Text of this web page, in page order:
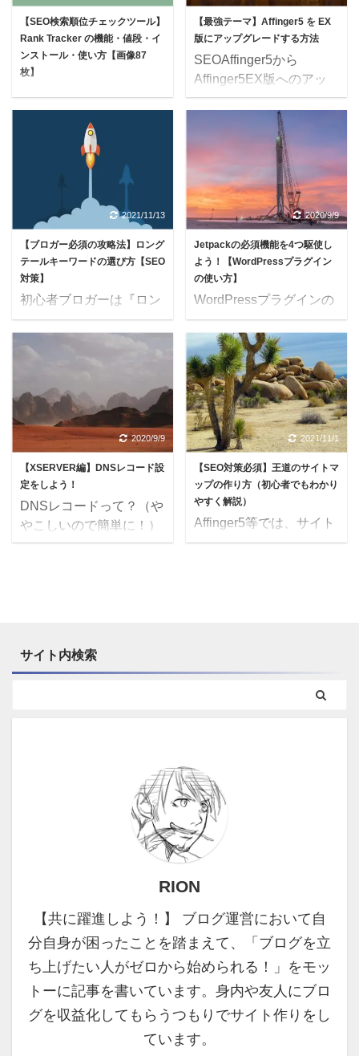
（無料） 運営者に連絡
する必要があるユーザー
を迷わせないために、お
問い合わせフォームを作
っておかないと、Google
アドセンスの審査も通り
ません。 お問い合わせ
フォームは、最低限必 ...
は3つの手順でOK タイ
トル3つの手順 SEOキー
ーワード を決める 文体
を整える ⇨ ブログタイト
順は、この3つで大丈夫
です。 2種類のキーワ
ード＋文体【記事タイト
...
【SEO検索順位チェックツール】
Rank Tracker の機能・値段・イ
ンストール・使い方【画像87
枚】
ラッカー ）とはSEO検
索順位チェックツールの
ことです。その機能と料
金、実際のインストール
らチョイ技まで、スクシ
ョ87枚で解説していきま
す。ブログ運営では必須
のツールとなるので知ら
ない人は参考して下さ
い。 Rank Tracker（ラ
ンクトラッカー ）ってそ
んなに必要なの？ 無料版
と、ブログサイトを運営
する人にとっては必須ツ
ールです。 有料版でな
いとメイン機能が使えな
...
【最強テーマ】Affinger5 を EX
版にアップグレードする方法
SEOAffinger5から
Affinger5EX版へのアッ
プグレードのやり方は、
少し分かりにくいので写
真で解説していきます。
おそらく多くの人が、ど
こかのサイトから特典付
きでAffinger5を購入され
ていると思います。その
場合は、『インフォトッ
プ』経由で購入している
ことになります。実際に
アップグレードを行うウ
ェブサイトは
『STINGER STORE』と
なるので、まずは
『STINGER STORE』で
会員登録を済ませる必要
があります。購入価格
は、12,000円です。
Affinger5EX ...
2021/11/13
【ブロガー必須の攻略法】ロング
テールキーワードの選び方【SEO
対策】
初心者ブロガーは『ロン
グテールキーワード』を
量産しろ！ ロングテール
キーワードを理解するた
ドを知る必要がありま
す。3つのキーワードと
は、いわばランクのよう
なもので、月間検索数の
多いものから、『ビッグ
キーワード』『ミドルキ
ーワード』『ロングテー
ルキーワード』の順とな
す。 例）英会話 60,500
PV 『ミドルキーワー
2020/9/9
Jetpackの必須機能を4つ駆使し
よう！【WordPressプラグイン
の使い方】
WordPressプラグインの
『Jetpack』の使い方を
解説します。
『Jetpack』は、アクセ
ス解析やSEO対策など30
以上の機能が詰まってい
るWordpress公式のプラ
グインで、高機能である
ため必須プラグインと言
われています。有料プラ
ンもありますが無料プラ
の中で特に必須な機能を
2020/9/9
【XSERVER編】DNSレコード設
定をしよう！
DNSレコードって？（や
やこしいので簡単に！）
DNSは「Domain Name
まれ結構ややこしいで
「ふ〜ん」ぐらいにしと
いて、とりあえず設定だ
け進めましょう！ いつ
どこで設定する？DNSレ
で自分のサイトを登録 ...
2021/11/1
【SEO対策必須】王道のサイトマ
ップの作り方（初心者でもわかり
やすく解説）
Affinger5等では、サイト
マップを構築する機能が
で本記事を参考に両方と
も設定を行って下さい。
していきます。 2種類の
サイトマップについて知
っておこう！ サイトマッ
プには「html」と
「xml」の2種類のサイト
んが思い浮かべるサイト
に、どこにどんな記事が
あ ...
サイト内検索
RION
【共に躍進しよう！】 ブログ運営において自
分自身が困ったことを踏まえて、「ブログを立
ち上げたい人がゼロから始められる！」をモッ
トーに記事を書いています。身内や友人にブロ
グを収益化してもらうつもりでサイト作りをし
ています。